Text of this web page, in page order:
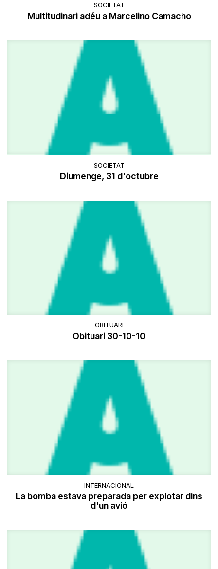
SOCIETAT
Multitudinari adéu a Marcelino Camacho
SOCIETAT
Diumenge, 31 d'octubre
OBITUARI
Obituari 30-10-10
INTERNACIONAL
La bomba estava preparada per explotar dins
d'un avió